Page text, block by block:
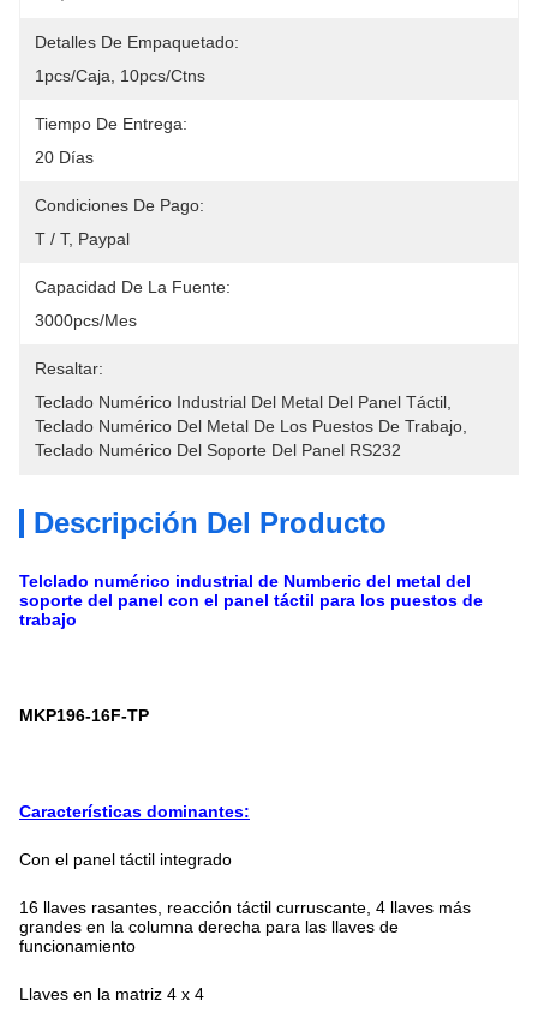
Detalles De Empaquetado:
1pcs/caja, 10pcs/ctns
Tiempo De Entrega:
20 Días
Condiciones De Pago:
T / T, Paypal
Capacidad De La Fuente:
3000pcs/mes
Resaltar:
Teclado Numérico Industrial Del Metal Del Panel Táctil
Teclado Numérico Del Metal De Los Puestos De Trabajo
Teclado Numérico Del Soporte Del Panel RS232
Descripción Del Producto
Telclado numérico industrial de Numberic del metal del
soporte del panel con el panel táctil para los puestos de
trabajo
MKP196-16F-TP
Características dominantes:
Con el panel táctil integrado
16 llaves rasantes, reacción táctil curruscante, 4 llaves más
grandes en la columna derecha para las llaves de
funcionamiento
Llaves en la matriz 4 x 4